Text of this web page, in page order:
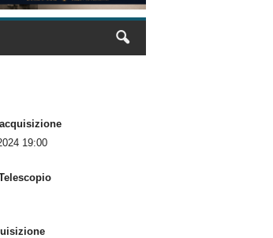
19:00